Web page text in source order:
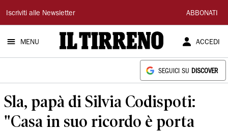
Il
Tirreno
Iscriviti alle Newsletter ABBONATI
MENU ACCEDI
SEGUICI SU DISCOVER
Sla, papà di Silvia Codispoti:
"Casa in suo ricordo è porta